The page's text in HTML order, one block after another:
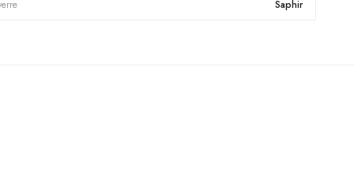
Saphir